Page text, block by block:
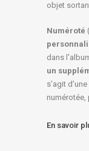
objet
Numéroté
dans
un
s’agit
numérotée,
En savoir